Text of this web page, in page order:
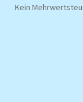
Kein